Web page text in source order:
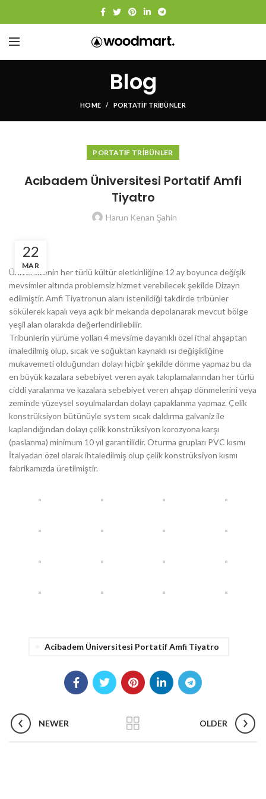
Blog
HOME PORTATIF TRIBÜNLER
PORTATIF TRIBÜNLER
Acıbadem Üniversitesi Portatif Amfi
Tiyatro
Harun Kenan Şahin
22
MAR
Üniversitenin her türlü kültür eletkinliğine 12 ay boyunca değişik
mevsimler altında problemsiz hizmet verebilecek şekilde Dizayn
edilmiştir. Amfi Tiyatronun alanı istenildiği takdirde tribünler
sökülerek kapalı veya açık bir mekanda depolanarak mevcut bölge
yeşil alan olarakda değerlendirilebilir.
Tribünlerin yürüme yolları 4 mevsime dayanıklı özel ithal ahşaptan
imaledilmiş olup, sıcak ve soğuktan kaynaklı ısı değişikliğine
mukavemeti olduğundan dolayı hiçbir şekilde dönme yapmaz bu da
en büyük kazalara sebebiyet veren ayak takıplamalarından her türlü
ciddi yaralanma ve kazalara sebebiyet veren ahşap dönmelerini veya
zeminde yüzeysel soyulmalardan dolayı çapaklanma yapmaz. Çelik
konstrüksiyon bütünüyle system sıcak daldırma galvaniz ile
kaplandığından dolayı çelik konstrüksiyon korozyona karşı
(paslanma) minimum 10 yıl garantilidir. Oturma grupları PVC kısmı
İtalyadan özel olarak ihtaledilmiş olup çelik konstrüksiyon kısmı
fabrikamızda üretilmiştir.
Acibadem Üniversitesi Portatif Amfi Tiyatro
NEWER OLDER